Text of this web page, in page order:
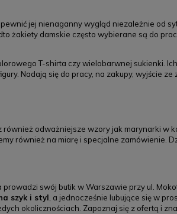
jej nienaganny wygląd niezależnie od
żakiety damskie często wybierane są do
T-shirta czy wielobarwnej sukienki.
Nadają się do pracy, na zakupy, wyjście ze
odważniejsze wzory jak marynarki w
również na miarę i specjalne zamówienie.
swój butik w Warszawie przy ul.
szyk i styl , a jednocześnie lubujące się w
okolicznościach. Zapoznaj się z ofertą i